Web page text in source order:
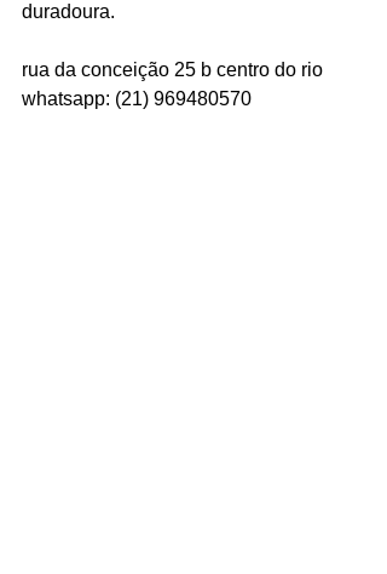
duradoura.
rua da conceição 25 b centro do rio
whatsapp: (21) 969480570